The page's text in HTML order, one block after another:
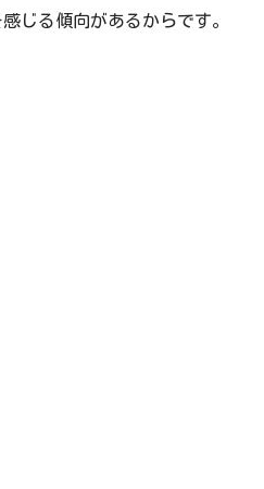
じる傾向があるからです。